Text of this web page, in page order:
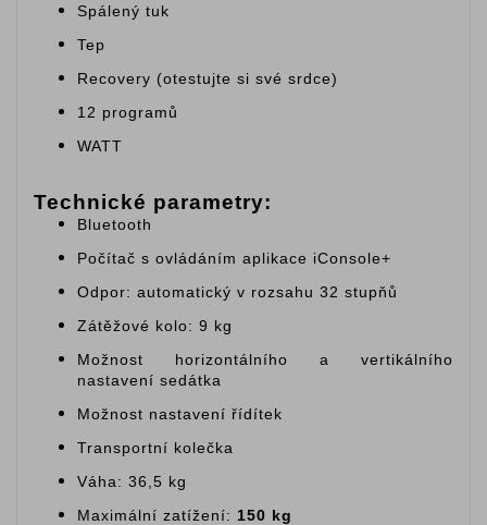
Spálený tuk
Tep
Recovery (otestujte si své srdce)
12 programů
WATT
Technické parametry:
Bluetooth
Počítač s ovládáním aplikace iConsole+
Odpor: automatický v rozsahu 32 stupňů
Zátěžové kolo: 9 kg
Možnost horizontálního a vertikálního
nastavení sedátka
Možnost nastavení řídítek
Transportní kolečka
Váha: 36,5 kg
Maximální zatížení: 150 kg